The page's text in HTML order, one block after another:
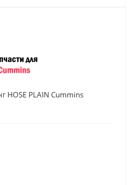
HOSE PLAIN Cummins